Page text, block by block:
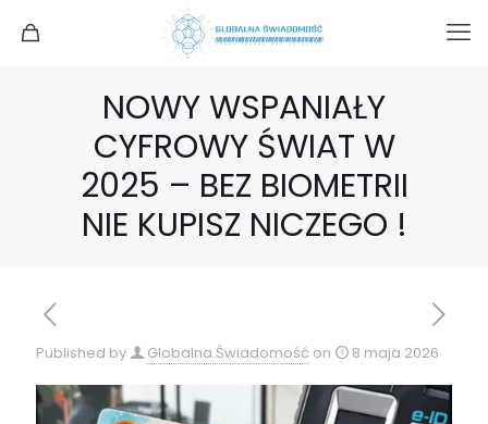
NOWY WSPANIAŁY
CYFROWY ŚWIAT W
2025 – BEZ BIOMETRII
NIE KUPISZ NICZEGO !
Published by Globalna Świadomość on 8 maja 2026